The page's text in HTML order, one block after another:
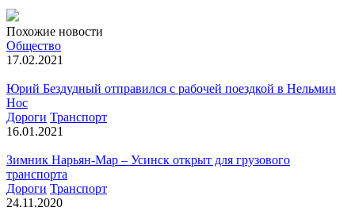
Похожие новости
Общество
17.02.2021
Юрий Бездудный отправился с рабочей поездкой в Нельмин
Нос
Дороги Транспорт
16.01.2021
Зимник Нарьян-Мар – Усинск открыт для грузового
транспорта
Дороги Транспорт
24.11.2020